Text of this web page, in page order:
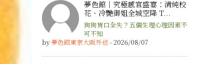
夢色館｜究極感官盛宴：清純校
花、冷艷御姐全城空降 T...
狗狗胃口全失？五個生理心理因素不
可不知
by夢色館東京大阪外送- 2026/08/07